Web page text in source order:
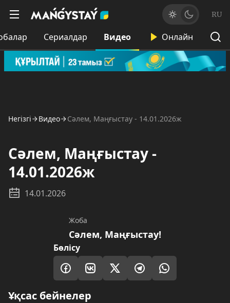
RU
Сериалдар Видео Онлайн
Негізгі Видео Сәлем, Маңғыстау - 14.01.2026ж
Сәлем, Маңғыстау -
14.01.2026ж
14.01.2026
Жоба
Сәлем, Маңғыстау!
Бөлісу
Ұқсас бейнелер